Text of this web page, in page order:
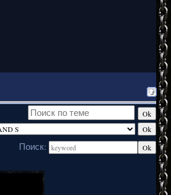
Поиск: